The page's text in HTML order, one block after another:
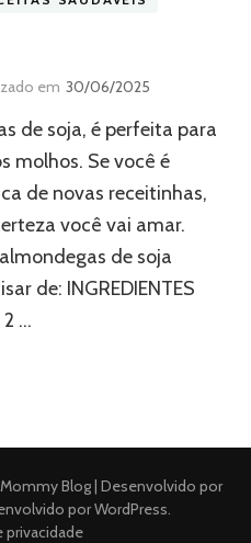
em 30/06/2025
de soja, é perfeita para
molhos. Se você é
de novas receitinhas,
você vai amar.
de soja
de: INGREDIENTES
…
Blog | Desenvolvido por
porWordPress.
privacidade